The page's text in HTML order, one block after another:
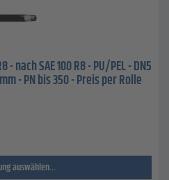
nach SAE 100 R8 - PU/PEL - DN5
- PN bis 350 - Preis per Rolle
auswählen...